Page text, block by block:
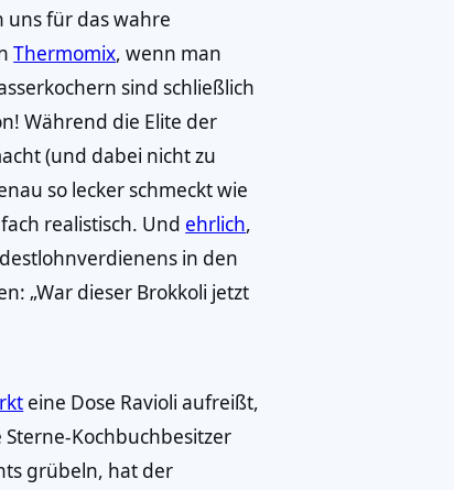
uns für das wahre
Thermomix, wenn man
sind schließlich
Während die Elite der
(und dabei nicht zu
so lecker schmeckt wie
realistisch. Und ehrlich,
in den
„War dieser Brokkoli jetzt
eine Dose Ravioli aufreißt,
Kochbuchbesitzer
grübeln, hat der